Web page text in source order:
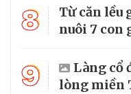
8
Từ căn lều
nuôi 7 con
9
Làng cổ
lòng miền